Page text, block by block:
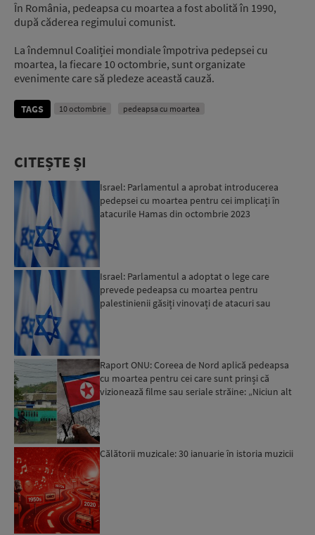
În România, pedeapsa cu moartea a fost abolită în 1990,
după căderea regimului comunist.
La îndemnul Coaliției mondiale împotriva pedepsei cu
moartea, la fiecare 10 octombrie, sunt organizate
evenimente care să pledeze această cauză.
TAGS 10 octombrie pedeapsa cu moartea
CITEȘTE ȘI
Israel: Parlamentul a aprobat introducerea
pedepsei cu moartea pentru cei implicați în
atacurile Hamas din octombrie 2023
Israel: Parlamentul a adoptat o lege care
prevede pedeapsa cu moartea pentru
palestinienii găsiți vinovați de atacuri sau
Raport ONU: Coreea de Nord aplică pedeapsa
cu moartea pentru cei care sunt prinși că
vizionează filme sau seriale străine: „Niciun alt
Călătorii muzicale: 30 ianuarie în istoria muzicii